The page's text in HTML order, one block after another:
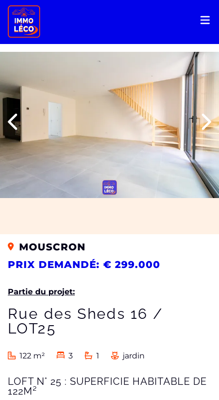
MOUSCRON
PRIX DEMANDÉ: € 299.000
Partie du projet:
Rue des Sheds 16 /
LOT25
122 m² 3 1 jardin
LOFT N° 25 : SUPERFICIE HABITABLE DE
122M²